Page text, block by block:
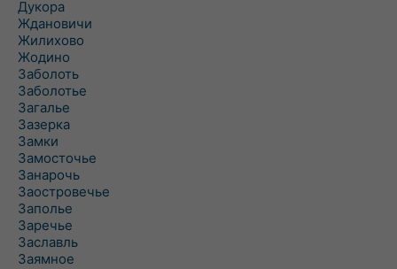
Дукора
Ждановичи
Жилихово
Жодино
Заболоть
Заболотье
Загалье
Зазерка
Замки
Замосточье
Занарочь
Заостровечье
Заполье
Заречье
Заславль
Заямное